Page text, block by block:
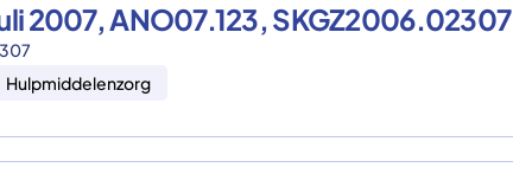
2007, ANO07.123, SKGZ2006.02307
Hulpmiddelenzorg